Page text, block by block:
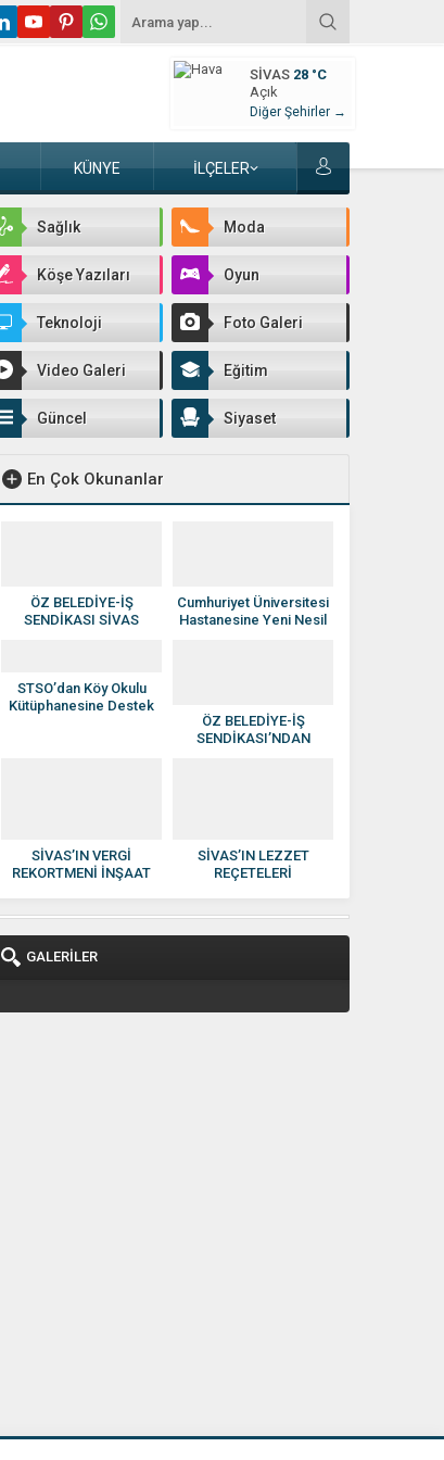
SIVAS 28 °C
Açık
Diğer Şehirler →
KÜNYE İLÇELER
Sağlık Moda
Köşe Yazıları Oyun
Teknoloji Foto Galeri
Video Galeri Eğitim
Güncel Siyaset
En Çok Okunanlar
ÖZ BELEDİYE-İŞ
SENDİKASI SİVAS
Cumhuriyet Üniversitesi
Hastanesine Yeni Nesil
STSO’dan Köy Okulu
Kütüphanesine Destek
ÖZ BELEDİYE-İŞ
SENDİKASI’NDAN
SİVAS’IN VERGİ
REKORTMENİ İNŞAAT
SİVAS’IN LEZZET
REÇETELERİ
GALERİLER